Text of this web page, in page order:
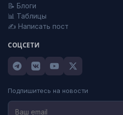
📝 Блоги
📊 Таблицы
✍️ Написать пост
СОЦСЕТИ
Подпишитесь на новости